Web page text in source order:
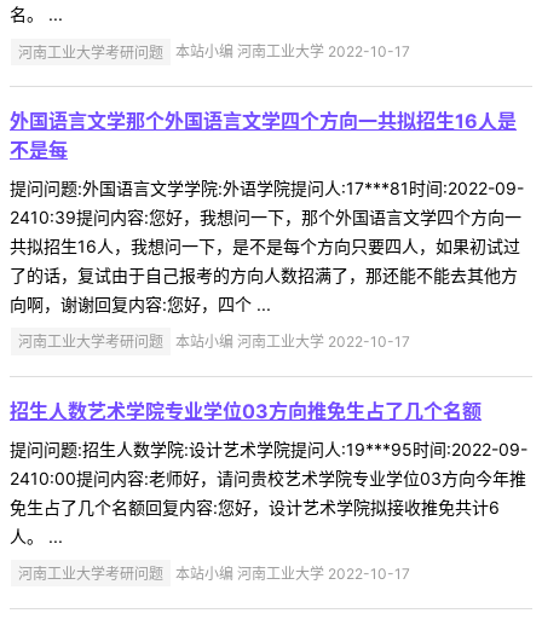
名。 ...
河南工业大学考研问题 本站小编 河南工业大学 2022-10-17
外国语言文学那个外国语言文学四个方向一共拟招生16人是
不是每
提问问题:外国语言文学学院:外语学院提问人:17***81时间:2022-09-
2410:39提问内容:您好，我想问一下，那个外国语言文学四个方向一
共拟招生16人，我想问一下，是不是每个方向只要四人，如果初试过
了的话，复试由于自己报考的方向人数招满了，那还能不能去其他方
向啊，谢谢回复内容:您好，四个 ...
河南工业大学考研问题 本站小编 河南工业大学 2022-10-17
招生人数艺术学院专业学位03方向推免生占了几个名额
提问问题:招生人数学院:设计艺术学院提问人:19***95时间:2022-09-
2410:00提问内容:老师好，请问贵校艺术学院专业学位03方向今年推
免生占了几个名额回复内容:您好，设计艺术学院拟接收推免共计6
人。 ...
河南工业大学考研问题 本站小编 河南工业大学 2022-10-17